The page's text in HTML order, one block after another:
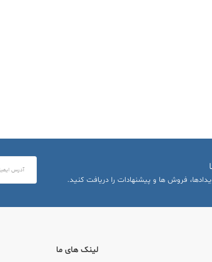
فروش ها و پیشنهادات را دریافت کنید.
لینک های ما